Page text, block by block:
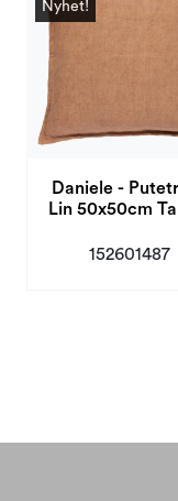
Nyhet!
Daniele -
Lin 50x50cm
152601487